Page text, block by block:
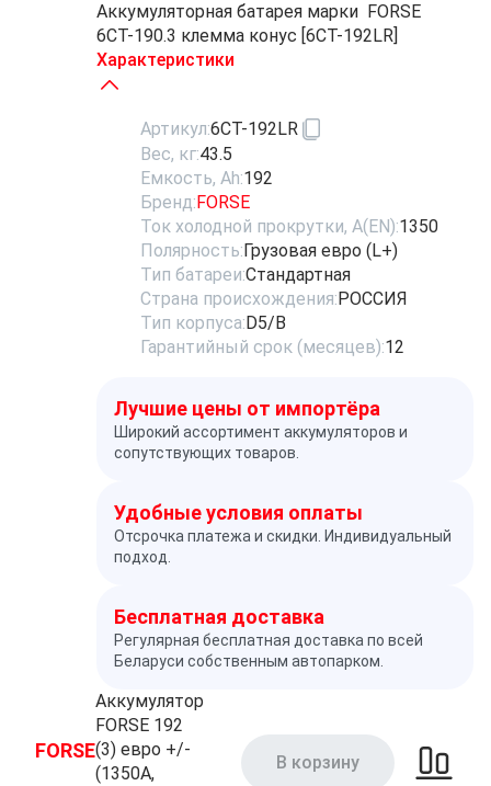
Аккумуляторная батарея марки FORSE
6СТ-190.3 клемма конус [6СТ-192LR]
Характеристики
Артикул:6СТ-192LR
Вес, кг:43.5
Емкость, Ah:192
Бренд:FORSE
Ток холодной прокрутки, A(EN):1350
Полярность:Грузовая евро (L+)
Тип батареи:Стандартная
Страна происхождения:РОССИЯ
Тип корпуса:D5/B
Гарантийный срок (месяцев):12
Лучшие цены от импортёра
Широкий ассортимент аккумуляторов и
сопутствующих товаров.
Удобные условия оплаты
Отсрочка платежа и скидки. Индивидуальный
подход.
Бесплатная доставка
Регулярная бесплатная доставка по всей
Беларуси собственным автопарком.
FORSE
Аккумулятор
FORSE 192
(3) евро +/-
(1350A,
В корзину